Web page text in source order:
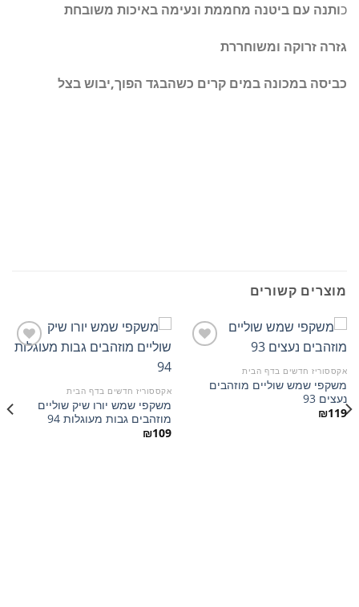
כותנה עם ביטנה מחממת ונעימה באיכות משובחת
גזרה זרוקה ומשוחררת
כביסה במכונה במים קרים כשהבגד הפוך,יבוש בצל
מוצרים קשורים
אקססוריז חדשים בדף הבית
משקפי שמש שוליים מוזהבים
נעצים 93
₪119
אקססוריז חדשים בדף הבית
משקפי שמש יורו שיק שוליים
מוזהבים גבות מעוגלות 94
₪109